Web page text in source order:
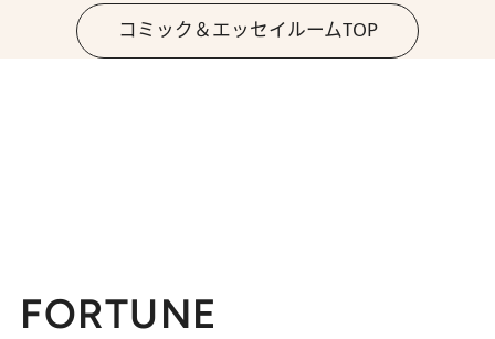
コミック＆エッセイルームTOP
FORTUNE